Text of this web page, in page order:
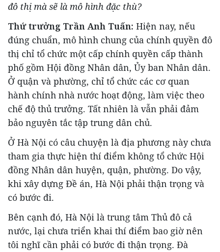
đô thị mà sẽ là mô hình đặc thù?
Thứ trưởng Trần Anh Tuấn: Hiện nay, nếu
đúng chuẩn, mô hình chung của chính quyền đô
thị chỉ tổ chức một cấp chính quyền cấp thành
phố gồm Hội đồng Nhân dân, Ủy ban Nhân dân.
Ở quận và phường, chỉ tổ chức các cơ quan
hành chính nhà nước hoạt động, làm việc theo
chế độ thủ trưởng. Tất nhiên là vẫn phải đảm
bảo nguyên tắc tập trung dân chủ.
Ở Hà Nội có câu chuyện là địa phương này chưa
tham gia thực hiện thí điểm không tổ chức Hội
đồng Nhân dân huyện, quận, phường. Do vậy,
khi xây dựng Đề án, Hà Nội phải thận trọng và
có bước đi.
Bên cạnh đó, Hà Nội là trung tâm Thủ đô cả
nước, lại chưa triển khai thí điểm bao giờ nên
tôi nghĩ cần phải có bước đi thận trọng. Đà